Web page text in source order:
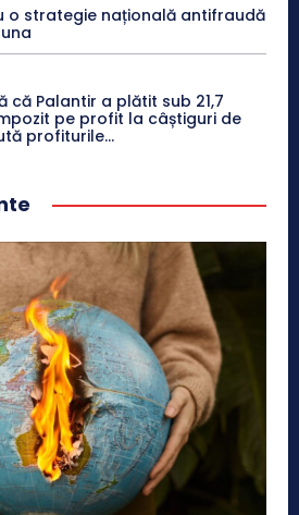
o strategie națională antifraudă
că Palantir a plătit sub 21,7
pe profit la câștiguri de
profiturile...